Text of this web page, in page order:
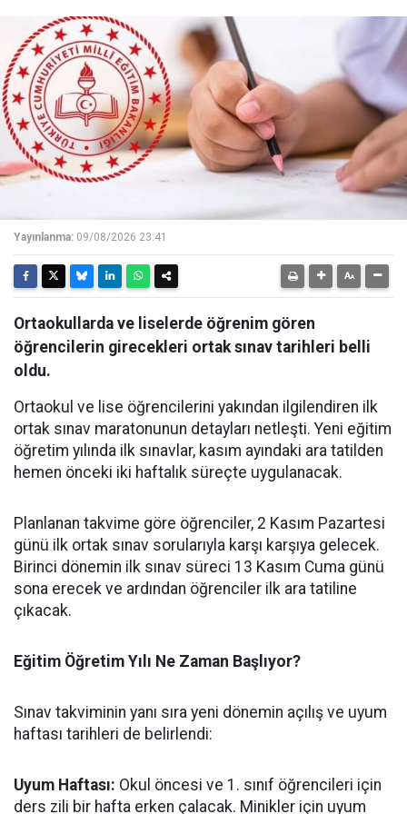
Yayınlanma: 09/08/2026 23:41
Ortaokullarda ve liselerde öğrenim gören
öğrencilerin girecekleri ortak sınav tarihleri belli
oldu.
Ortaokul ve lise öğrencilerini yakından ilgilendiren ilk
ortak sınav maratonunun detayları netleşti. Yeni eğitim
öğretim yılında ilk sınavlar, kasım ayındaki ara tatilden
hemen önceki iki haftalık süreçte uygulanacak.
​Planlanan takvime göre öğrenciler, 2 Kasım Pazartesi
günü ilk ortak sınav sorularıyla karşı karşıya gelecek.
Birinci dönemin ilk sınav süreci 13 Kasım Cuma günü
sona erecek ve ardından öğrenciler ilk ara tatiline
çıkacak.
​Eğitim Öğretim Yılı Ne Zaman Başlıyor?
​Sınav takviminin yanı sıra yeni dönemin açılış ve uyum
haftası tarihleri de belirlendi:
​Uyum Haftası: Okul öncesi ve 1. sınıf öğrencileri için
ders zili bir hafta erken çalacak. Minikler için uyum